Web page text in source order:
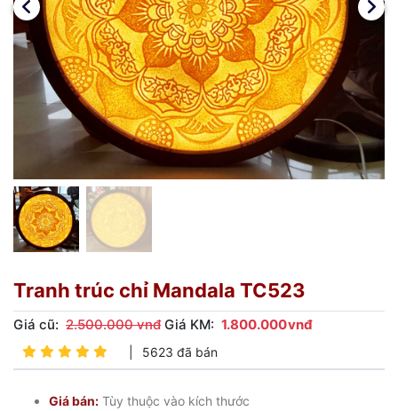
Tranh trúc chỉ Mandala TC523
Giá cũ: 2.500.000 vnđ Giá KM: 1.800.000vnđ
5623 đã bán
Giá bán: Tùy thuộc vào kích thước